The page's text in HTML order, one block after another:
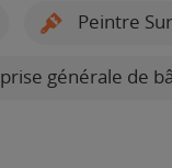
Peintre
générale de